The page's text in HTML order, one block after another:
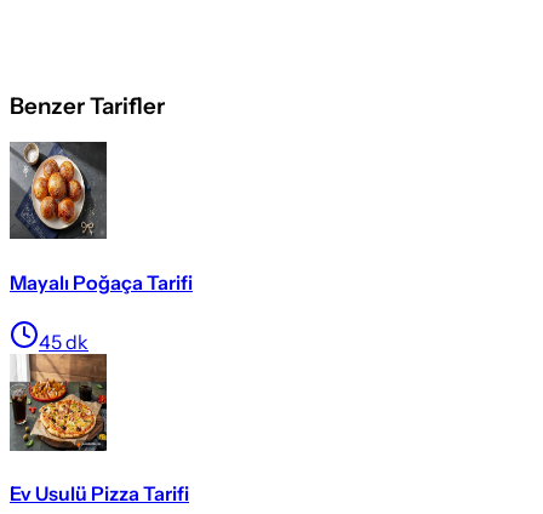
Benzer Tarifler
Mayalı Poğaça Tarifi
45dk
Ev Usulü Pizza Tarifi